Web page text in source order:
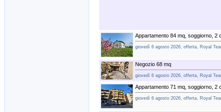
Appartamento 84 mq, soggiorno, 2
giovedì 6 agosto 2026, offerta, Royal
Negozio 68 mq
giovedì 6 agosto 2026, offerta, Royal
Appartamento 71 mq, soggiorno, 2
giovedì 6 agosto 2026, offerta, Royal